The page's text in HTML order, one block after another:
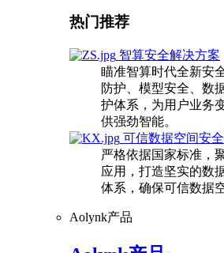
热门推荐
智算安全解决方案
瞄准智算时代全新安
防护、模型安全、数
护体系，为用户业务
供强劲智能。
可信数据空间安
严格依据国家标准，
应用，打造坚实的数
体系，确保可信数据
Aolynk产品